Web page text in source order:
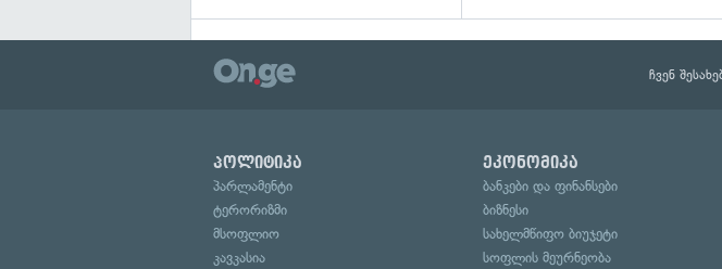
ჩვენ
პოლიტიკა
პარლამენტი
ტერორიზმი
მსოფლიო
კავკასია
ეკონომიკა
ბანკები და ფინანსები
ბიზნესი
სახელმწიფო ბიუჯეტი
სოფლის მეურნეობა